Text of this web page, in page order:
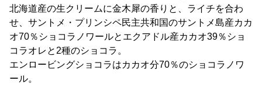
北海道産の生クリームに金木犀の香りと、ライチを合わ
せ、サントメ・プリンシペ民主共和国のサントメ島産カカ
オ70％ショコラノワールとエクアドル産カカオ39％ショ
コラオレと2種のショコラ。
エンロービングショコラはカカオ分70％のショコラノワ
ール。